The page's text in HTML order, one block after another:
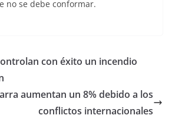
no se debe conformar.
con éxito un incendio
aumentan un 8% debido a los
conflictos internacionales